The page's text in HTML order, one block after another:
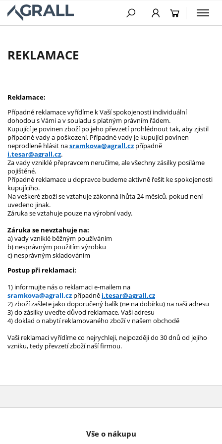
PŘESKOČIT NAVIGACI
REKLAMACE
Reklamace:
Případné reklamace vyřídíme k Vaší spokojenosti individuální
dohodou s Vámi a v souladu s platným právním řádem.
Kupující je povinen zboží po jeho převzetí prohlédnout tak, aby zjistil
případné vady a poškození. Případné vady je kupující povinen
neprodleně hlásit nasramkova@agrall.cz případně
i.tesar@agrall.cz.
Za vady vzniklé přepravcem neručíme, ale všechny zásilky posíláme
pojištěné.
Případné reklamace u dopravce budeme aktivně řešit ke spokojenosti
kupujícího.
Na veškeré zboží se vztahuje zákonná lhůta 24 měsíců, pokud není
uvedeno jinak.
Záruka se vztahuje pouze na výrobní vady.
Záruka se nevztahuje na:
a) vady vzniklé běžným používáním
b) nesprávným použitím výrobku
c) nesprávným skladováním
Postup při reklamaci:
1) informujte nás o reklamaci e-mailem na
sramkova@agrall.cz případně i.tesar@agrall.cz
2) zboží zašlete jako doporučený balík (ne na dobírku) na naši adresu
3) do zásilky uveďte důvod reklamace, Vaši adresu
4) doklad o nabytí reklamovaného zboží v našem obchodě
Vaši reklamaci vyřídíme co nejrychleji, nejpozději do 30 dnů od jejího
vzniku, tedy převzetí zboží naší firmou.
Vše o nákupu